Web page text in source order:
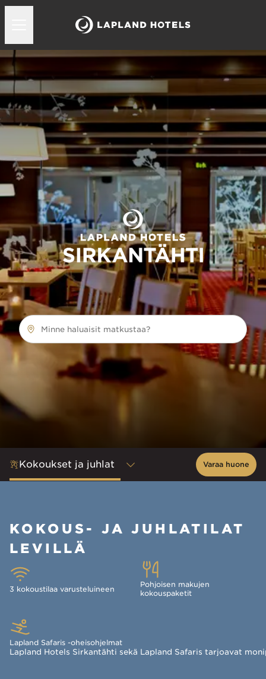
Lapland Hotels Sirkantähti kokoustilat
Minne haluaisit matkustaa?
Kokoukset ja juhlat Varaa huone
KOKOUS- JA JUHLATILAT
LEVILLÄ
3 kokoustilaa varusteluineen
Pohjoisen makujen
kokouspaketit
Lapland Safaris -oheisohjelmat
Lapland Hotels Sirkantähti sekä Lapland Safaris tarjoavat